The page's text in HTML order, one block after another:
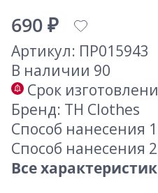
690 ₽
Артикул: ПР015943
В наличии 90
Срок
Бренд: TH Clothes
Способ нанесения
Способ нанесения
Все